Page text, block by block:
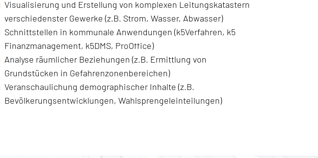
Visualisierung und Erstellung von komplexen Leitungskatastern
verschiedenster Gewerke (z.B. Strom, Wasser, Abwasser)
Schnittstellen in kommunale Anwendungen (k5Verfahren, k5
Finanzmanagement, k5DMS, ProOffice)
Analyse räumlicher Beziehungen (z.B. Ermittlung von
Grundstücken in Gefahrenzonenbereichen)
Veranschaulichung demographischer Inhalte (z.B.
Bevölkerungsentwicklungen, Wahlsprengeleinteilungen)